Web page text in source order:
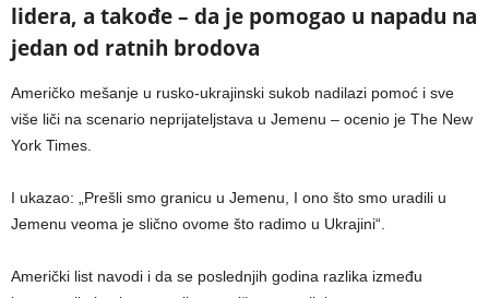
lidera, a takođe – da je pomogao u napadu na
jedan od ratnih brodova
Američko mešanje u rusko-ukrajinski sukob nadilazi pomoć i sve
više liči na scenario neprijateljstava u Jemenu – ocenio je The New
York Times.
I ukazao: „Prešli smo granicu u Jemenu, I ono što smo uradili u
Jemenu veoma je slično ovome što radimo u Ukrajini“.
Američki list navodi i da se poslednjih godina razlika između